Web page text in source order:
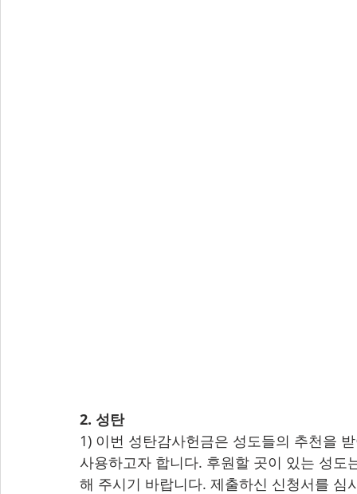
2. 성탄
1) 이번 성탄감사헌금은 성도들의 추천을
사용하고자 합니다. 후원할 곳이 있는 성
해 주시기 바랍니다. 제출하신 신청서를 심